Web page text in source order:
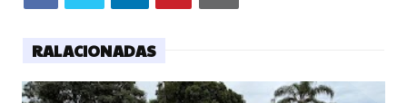
RALACIONADAS